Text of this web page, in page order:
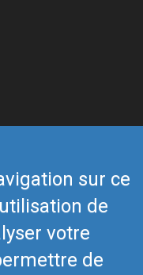
sur ce
de
votre
de